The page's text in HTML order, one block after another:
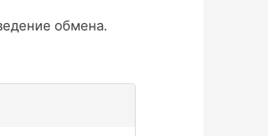
обмена.